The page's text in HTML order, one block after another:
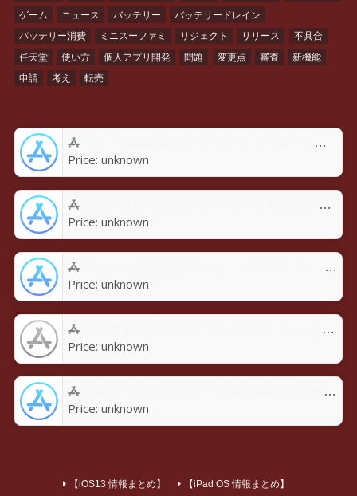
ゲーム
ニュース バッテリー
バッテリードレイン
バッテリー消費
ミニスーファミ リジェクト リリース
不具合
任天堂
使い方 個人アプリ開発 問題 変更点 審査
新機能
申請
考え 転売
グラフ簡単作成アプリ 円グラフ・棒グラフ・折れ線GraPhoアプリ - App Store
Price: unknown
写真に落書き お絵かき プリクラ加工-Rakugaky-アプリ - App Store
Price: unknown
MojiCon 文字数カウント・メモ帳アプリ - App Store
Price: unknown
禁煙勇者-禁煙応援アプリ-アプリ - App Store
Price: unknown
歩数計 万歩計 カロリー計算 距離測定-Pedoroアプリ - App Store
Price: unknown
【iOS13 情報まとめ】 【iPad OS 情報まとめ】